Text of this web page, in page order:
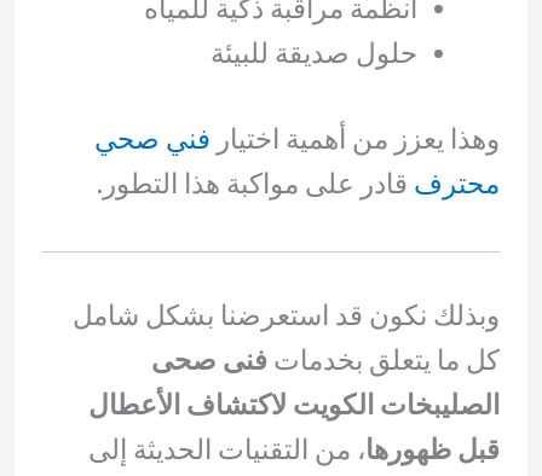
أنظمة مراقبة ذكية للمياه
حلول صديقة للبيئة
وهذا يعزز من أهمية اختيار فني صحي
محترف قادر على مواكبة هذا التطور.
وبذلك نكون قد استعرضنا بشكل شامل
كل ما يتعلق بخدماتفنى صحى
الصليبخات الكويت لاكتشاف الأعطال
قبل ظهورها، من التقنيات الحديثة إلى